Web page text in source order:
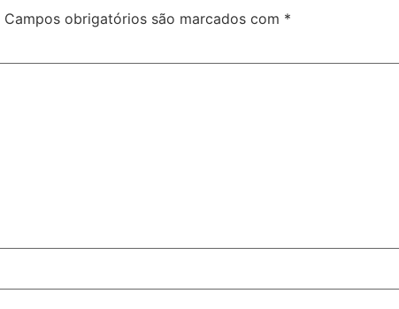
Campos obrigatórios são marcados com *